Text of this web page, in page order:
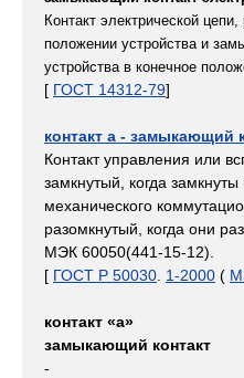
Контакт электрической
положении устройства и
устройства в конечное
[ ГОСТ 14312-79]
контакт a - замыкающий
Контакт управления или
замкнутый, когда замкнуты
механического
разомкнутый, когда они
МЭК 60050(441-15-12).
[ ГОСТ Р 50030 1-2000 (
контакт «а»
замыкающий контакт
-